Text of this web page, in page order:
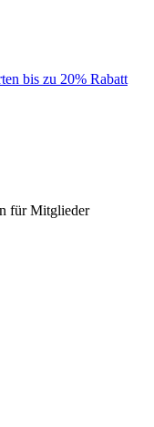
bis zu 20% Rabatt
für Mitglieder